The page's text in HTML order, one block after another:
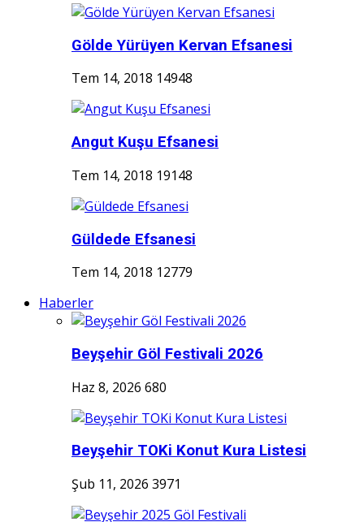
Gölde Yürüyen Kervan Efsanesi
Tem 14, 2018 14948
Angut Kuşu Efsanesi
Tem 14, 2018 19148
Güldede Efsanesi
Tem 14, 2018 12779
Haberler
Beyşehir Göl Festivali 2026
Haz 8, 2026 680
Beyşehir TOKi Konut Kura Listesi
Şub 11, 2026 3971